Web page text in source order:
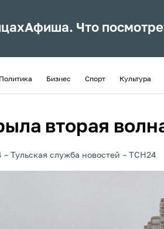
Афиша. Что
Политика Бизнес Спорт Культура
вторая
Тульская служба новостей ТСН24